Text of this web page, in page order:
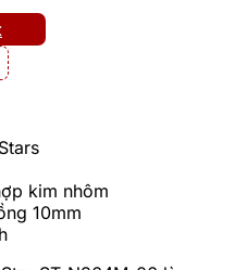
kim nhôm
10mm